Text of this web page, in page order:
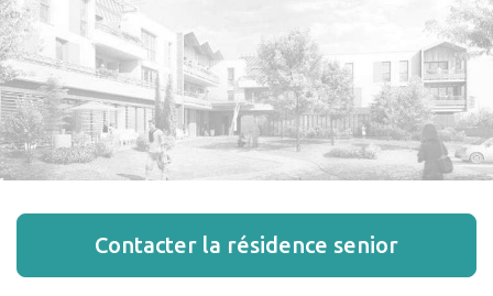
Contacter la résidence senior